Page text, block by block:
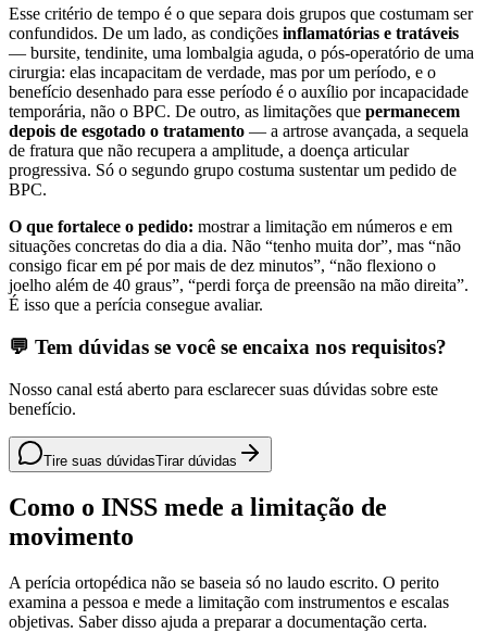
Esse critério de tempo é o que separa dois grupos que costumam ser
confundidos. De um lado, as condições inflamatórias e tratáveis
— bursite, tendinite, uma lombalgia aguda, o pós-operatório de uma
cirurgia: elas incapacitam de verdade, mas por um período, e o
benefício desenhado para esse período é o auxílio por incapacidade
temporária, não o BPC. De outro, as limitações que permanecem
depois de esgotado o tratamento — a artrose avançada, a sequela
de fratura que não recupera a amplitude, a doença articular
progressiva. Só o segundo grupo costuma sustentar um pedido de
BPC.
O que fortalece o pedido: mostrar a limitação em números e em
situações concretas do dia a dia. Não “tenho muita dor”, mas “não
consigo ficar em pé por mais de dez minutos”, “não flexiono o
joelho além de 40 graus”, “perdi força de preensão na mão direita”.
É isso que a perícia consegue avaliar.
💬 Tem dúvidas se você se encaixa nos requisitos?
Nosso canal está aberto para esclarecer suas dúvidas sobre este
benefício.
Tire suas dúvidasTirar dúvidas
Como o INSS mede a limitação de
movimento
A perícia ortopédica não se baseia só no laudo escrito. O perito
examina a pessoa e mede a limitação com instrumentos e escalas
objetivas. Saber disso ajuda a preparar a documentação certa.